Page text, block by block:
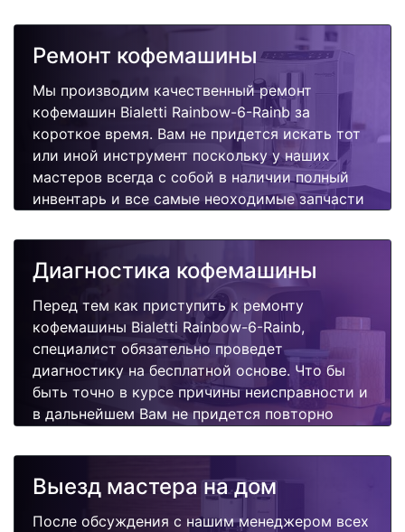
Ремонт кофемашины
Мы производим качественный ремонт
кофемашин Bialetti Rainbow-6-Rainb за
короткое время. Вам не придется искать тот
или иной инструмент поскольку у наших
мастеров всегда с собой в наличии полный
инвентарь и все самые неоходимые запчасти
быстро, качественно и недорого.
Диагностика кофемашины
Перед тем как приступить к ремонту
кофемашины Bialetti Rainbow-6-Rainb,
специалист обязательно проведет
диагностику на бесплатной основе. Что бы
быть точно в курсе причины неисправности и
в дальнейшем Вам не придется повторно
поломок.
Выезд мастера на дом
После обсуждения с нашим менеджером всех